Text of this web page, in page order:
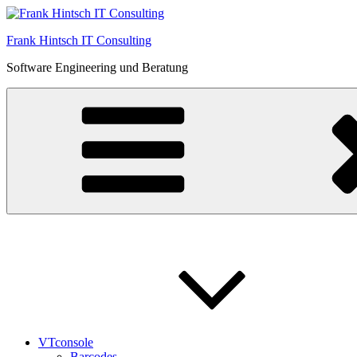
Zum
springen
Frank Hintsch IT Consulting
Software Engineering und Beratung
VTconsole